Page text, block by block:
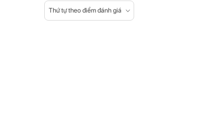
Thứ tự theo điểm đánh giá